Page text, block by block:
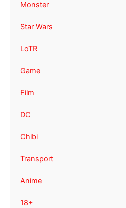
Monster
Star Wars
LoTR
Game
Film
DC
Chibi
Transport
Anime
18+